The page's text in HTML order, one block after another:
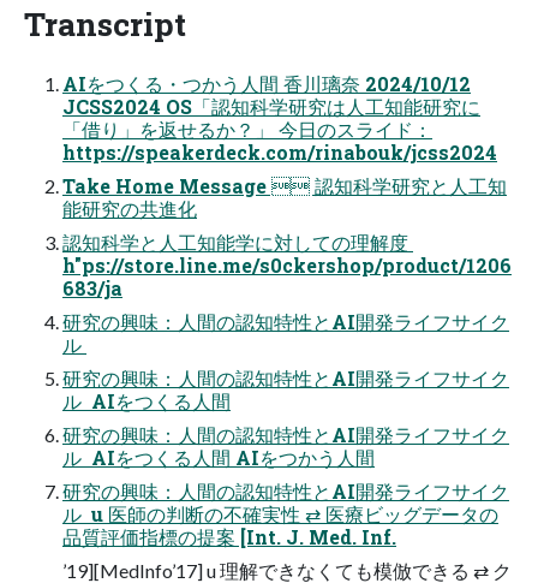
Transcript
AIをつくる・つかう人間 香川璃奈 2024/10/12
JCSS2024 OS「認知科学研究は人工知能研究に
「借り」を返せるか？」 今日のスライド：
https://speakerdeck.com/rinabouk/jcss2024
Take Home Message  認知科学研究と人工知
能研究の共進化
認知科学と人工知能学に対しての理解度 
h"ps://store.line.me/s0ckershop/product/1206
683/ja
研究の興味：人間の認知特性とAI開発ライフサイク
ル 
研究の興味：人間の認知特性とAI開発ライフサイク
ル  AIをつくる人間
研究の興味：人間の認知特性とAI開発ライフサイク
ル  AIをつくる人間 AIをつかう人間
研究の興味：人間の認知特性とAI開発ライフサイク
ル  u 医師の判断の不確実性 ⇄ 医療ビッグデータの
品質評価指標の提案 [Int. J. Med. Inf.
’19][MedInfo’17] u 理解できなくても模倣できる ⇄ ク